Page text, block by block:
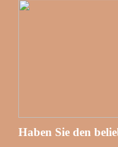
Haben Sie den